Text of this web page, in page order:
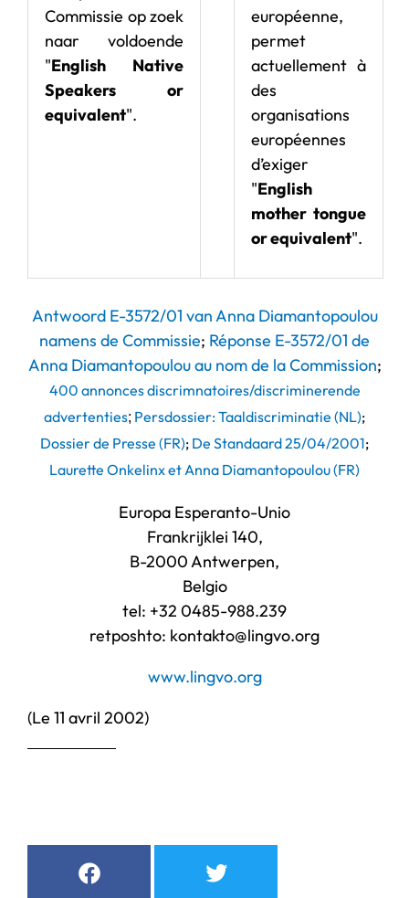
Commissie op zoek
naar voldoende
"English Native
Speakers or
equivalent".
européenne,
permet
actuellement à
des
organisations
européennes
d’exiger
"English
mother tongue
or equivalent".
Antwoord E-3572/01 van Anna Diamantopoulou
namens de Commissie; Réponse E-3572/01 de
Anna Diamantopoulou au nom de la Commission;
400 annonces discrimnatoires/discriminerende
advertenties; Persdossier: Taaldiscriminatie (NL);
Dossier de Presse (FR); De Standaard 25/04/2001;
Laurette Onkelinx et Anna Diamantopoulou (FR)
Europa Esperanto-Unio
Frankrijklei 140,
B-2000 Antwerpen,
Belgio
tel: +32 0485-988.239
retposhto: kontakto@lingvo.org
www.lingvo.org
(Le 11 avril 2002)